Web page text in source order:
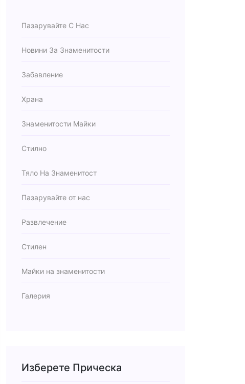
Пазарувайте С Нас
Новини За Знаменитости
Забавление
Храна
Знаменитости Майки
Стилно
Тяло На Знаменитост
Пазарувайте от нас
Развлечение
Стилен
Майки на знаменитости
Галерия
Изберете Прическа